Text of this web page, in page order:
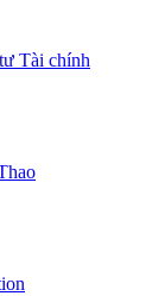
Tài chính